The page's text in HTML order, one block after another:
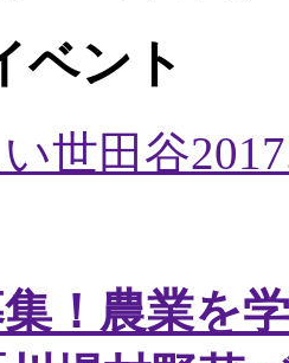
ベント
世田谷
！農業を